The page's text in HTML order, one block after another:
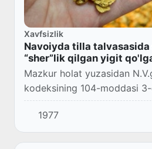
Xavfsizlik
Navoiyda tilla
“sher”lik qilgan yigit
Mazkur holat yuzasidan
kodeksining 104-moddasi
ishi qo'zg'atilgan.
1977